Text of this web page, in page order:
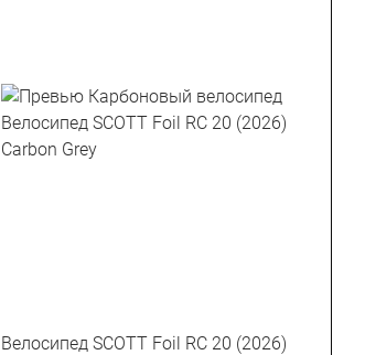
Велосипед SCOTT Foil RC 20 (2026)